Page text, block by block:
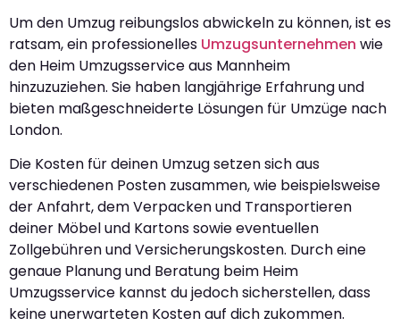
Um den Umzug reibungslos abwickeln zu können, ist es
ratsam, ein professionelles Umzugsunternehmen wie
den Heim Umzugsservice aus Mannheim
hinzuzuziehen. Sie haben langjährige Erfahrung und
bieten maßgeschneiderte Lösungen für Umzüge nach
London.
Die Kosten für deinen Umzug setzen sich aus
verschiedenen Posten zusammen, wie beispielsweise
der Anfahrt, dem Verpacken und Transportieren
deiner Möbel und Kartons sowie eventuellen
Zollgebühren und Versicherungskosten. Durch eine
genaue Planung und Beratung beim Heim
Umzugsservice kannst du jedoch sicherstellen, dass
keine unerwarteten Kosten auf dich zukommen.